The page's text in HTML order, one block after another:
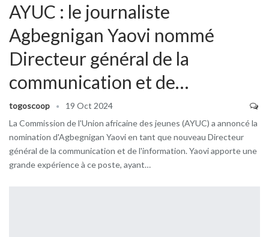
AYUC : le journaliste
Agbegnigan Yaovi nommé
Directeur général de la
communication et de…
togoscoop
19 Oct 2024
La Commission de l'Union africaine des jeunes (AYUC) a annoncé la
nomination d'Agbegnigan Yaovi en tant que nouveau Directeur
général de la communication et de l'information. Yaovi apporte une
grande expérience à ce poste, ayant…